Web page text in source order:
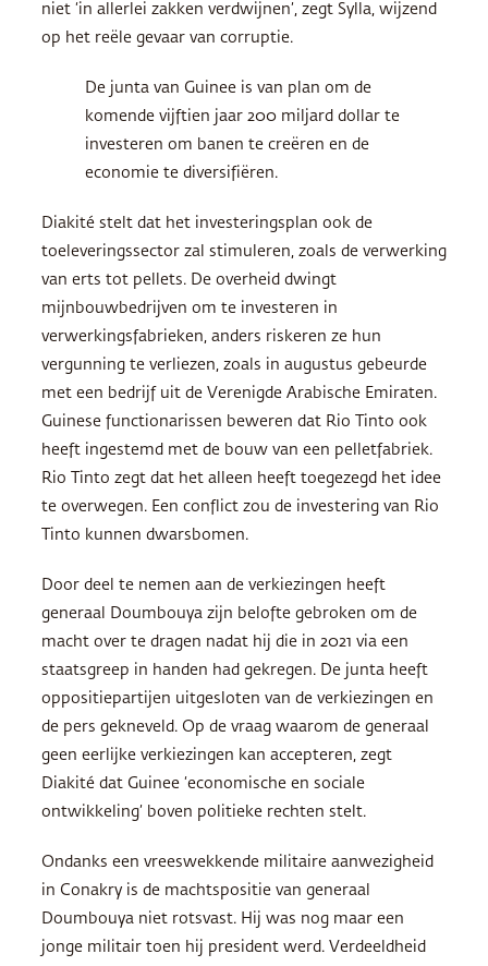
niet ‘in allerlei zakken verdwijnen’, zegt Sylla, wijzend
op het reële gevaar van corruptie.
De junta van Guinee is van plan om de
komende vijftien jaar 200 miljard dollar te
investeren om banen te creëren en de
economie te diversifiëren.
Diakité stelt dat het investeringsplan ook de
toeleveringssector zal stimuleren, zoals de verwerking
van erts tot pellets. De overheid dwingt
mijnbouwbedrijven om te investeren in
verwerkingsfabrieken, anders riskeren ze hun
vergunning te verliezen, zoals in augustus gebeurde
met een bedrijf uit de Verenigde Arabische Emiraten.
Guinese functionarissen beweren dat Rio Tinto ook
heeft ingestemd met de bouw van een pelletfabriek.
Rio Tinto zegt dat het alleen heeft toegezegd het idee
te overwegen. Een conflict zou de investering van Rio
Tinto kunnen dwarsbomen.
Door deel te nemen aan de verkiezingen heeft
generaal Doumbouya zijn belofte gebroken om de
macht over te dragen nadat hij die in 2021 via een
staatsgreep in handen had gekregen. De junta heeft
oppositiepartijen uitgesloten van de verkiezingen en
de pers gekneveld. Op de vraag waarom de generaal
geen eerlijke verkiezingen kan accepteren, zegt
Diakité dat Guinee ‘economische en sociale
ontwikkeling’ boven politieke rechten stelt.
Ondanks een vreeswekkende militaire aanwezigheid
in Conakry is de machtspositie van generaal
Doumbouya niet rotsvast. Hij was nog maar een
jonge militair toen hij president werd. Verdeeldheid